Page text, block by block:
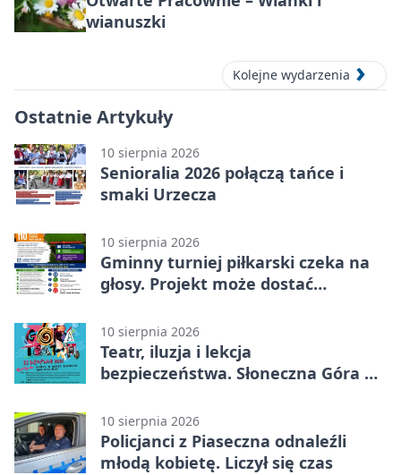
wianuszki
Kolejne wydarzenia
Ostatnie Artykuły
10 sierpnia 2026
Senioralia 2026 połączą tańce i
smaki Urzecza
10 sierpnia 2026
Gminny turniej piłkarski czeka na
głosy. Projekt może dostać
10 sierpnia 2026
Teatr, iluzja i lekcja
bezpieczeństwa. Słoneczna Góra na
10 sierpnia 2026
Policjanci z Piaseczna odnaleźli
młodą kobietę. Liczył się czas